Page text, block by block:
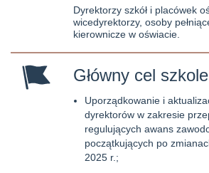
Dyrektorzy szkół i placówek
wicedyrektorzy, osoby
kierownicze w oświacie.
Główny cel
Uporządkowanie i
dyrektorów w zakresie
regulujących awans
początkujących po
2025 r.;